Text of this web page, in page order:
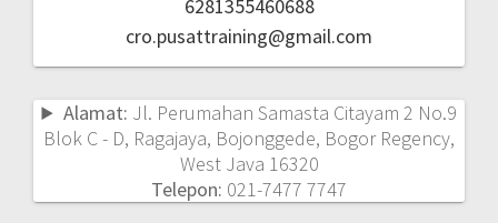
6281355460688
cro.pusattraining@gmail.com
Alamat: Jl. Perumahan Samasta Citayam 2 No.9
Blok C - D, Ragajaya, Bojonggede, Bogor Regency,
West Java 16320
Telepon: 021-7477 7747